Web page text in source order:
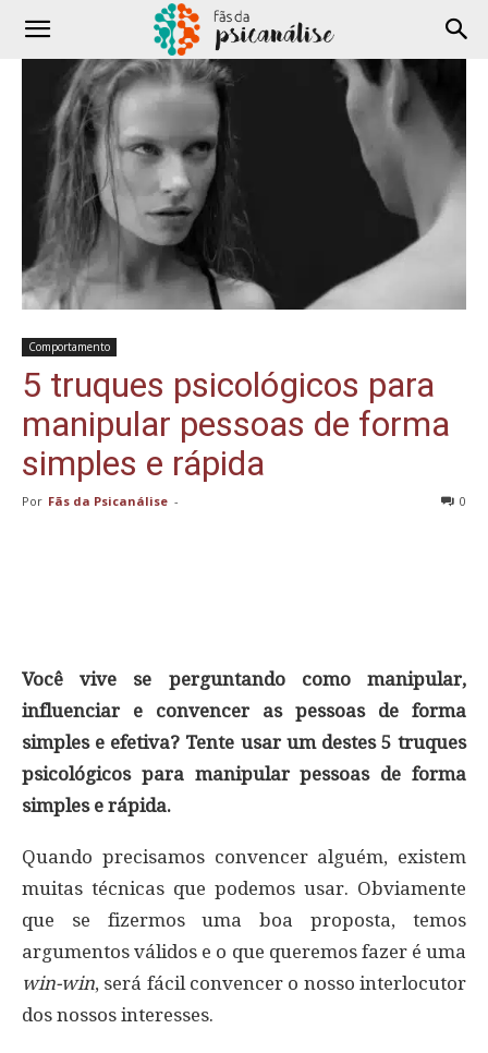
Comportamento
5 truques psicológicos para
manipular pessoas de forma
simples e rápida
Por Fãs da Psicanálise - 0
Você vive se perguntando como manipular,
influenciar e convencer as pessoas de forma
simples e efetiva? Tente usar um destes 5 truques
psicológicos para manipular pessoas de forma
simples e rápida.
Quando precisamos convencer alguém, existem
muitas técnicas que podemos usar. Obviamente
que se fizermos uma boa proposta, temos
argumentos válidos e o que queremos fazer é uma
win-win, será fácil convencer o nosso interlocutor
dos nossos interesses.